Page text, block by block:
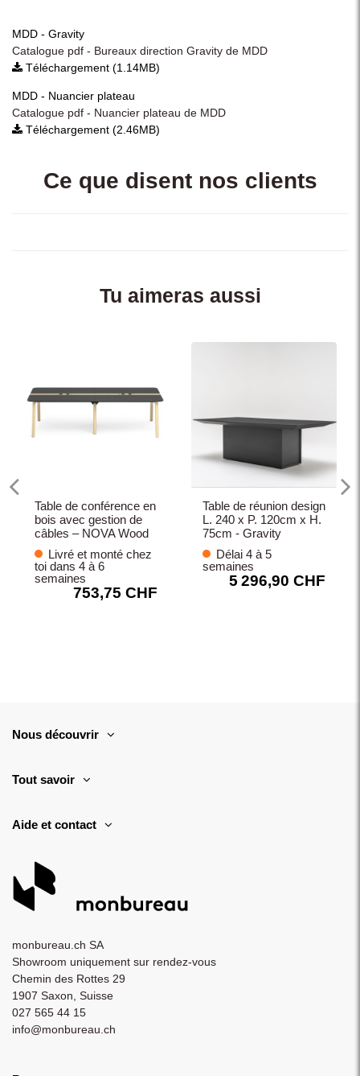
MDD - Gravity
Catalogue pdf - Bureaux direction Gravity de MDD
Téléchargement (1.14MB)
MDD - Nuancier plateau
Catalogue pdf - Nuancier plateau de MDD
Téléchargement (2.46MB)
Ce que disent nos clients
Tu aimeras aussi
Table de conférence en
bois avec gestion de
câbles – NOVA Wood
Livré et monté chez
toi dans 4 à 6
semaines
753,75 CHF
Table de réunion design
L. 240 x P. 120cm x H.
75cm - Gravity
Délai 4 à 5
semaines
5 296,90 CHF
Nous découvrir
Tout savoir
Aide et contact
monbureau.ch SA
Showroom uniquement sur rendez-vous
Chemin des Rottes 29
1907 Saxon, Suisse
027 565 44 15
info@monbureau.ch